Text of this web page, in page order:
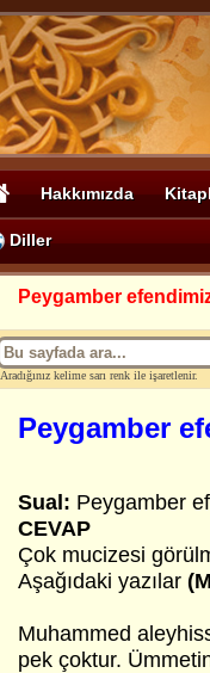
Hakkımızda
Diller
Peygamber
Aradığınız kelime sarı renk ile işaretlenir.
Peygamber
Sual: Peygamber
CEVAP
Çok mucizesi
Aşağıdaki yazılar
Muhammed
pek çoktur.